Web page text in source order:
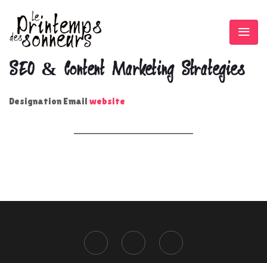
SEO & Content Marketing Strategies
Designation Email website